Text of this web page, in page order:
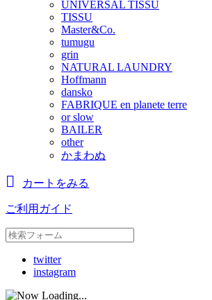
UNIVERSAL TISSU
TISSU
Master&Co.
tumugu
grin
NATURAL LAUNDRY
Hoffmann
dansko
FABRIQUE en planete terre
or slow
BAILER
other
かまわぬ
カートをみる
ご利用ガイド
twitter
instagram